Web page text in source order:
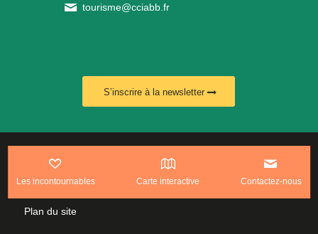
Les incontournables Carte interactive Contactez-nous
tourisme@cciabb.fr
S’inscrire à la newsletter
www.leplusduweb.com
Politique de confidentialité
Plan du site